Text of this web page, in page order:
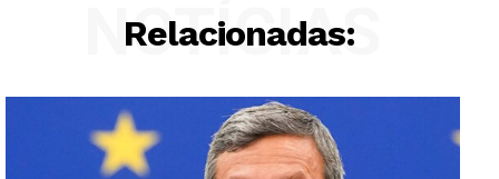
Relacionadas:
NOTÍCIAS